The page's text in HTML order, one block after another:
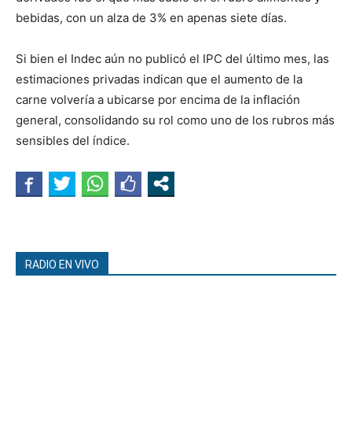
bebidas, con un alza de 3% en apenas siete días.
Si bien el Indec aún no publicó el IPC del último mes, las
estimaciones privadas indican que el aumento de la
carne volvería a ubicarse por encima de la inflación
general, consolidando su rol como uno de los rubros más
sensibles del índice.
RADIO EN VIVO